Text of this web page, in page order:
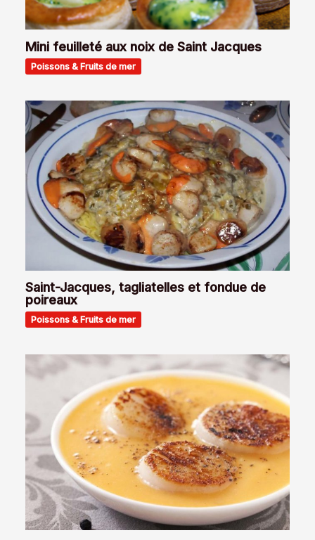
Mini feuilleté aux noix de Saint Jacques
Poissons & Fruits de mer
Saint-Jacques, tagliatelles et fondue de
poireaux
Poissons & Fruits de mer